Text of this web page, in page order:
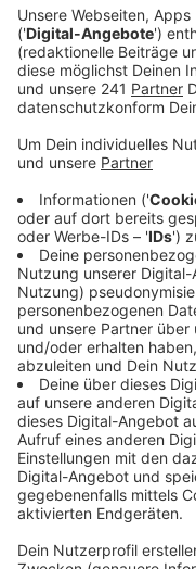
Veröffentlicht:Freitag,
Anzeige
Von flexiblen
Unternehmen
gehen die großen
nicht. Etabliert
AG, der Stadt
flexible Orts- und
Bayer und Bayer 04
Beratungsangebote
wird mit
Stadiontickets von
Jobticket an.